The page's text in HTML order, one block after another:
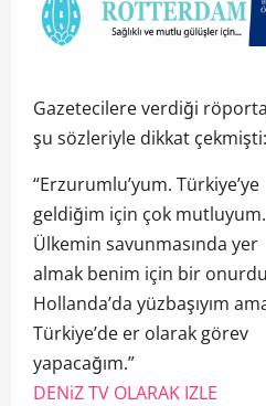
Gazetecilere verdiği
şu sözleriyle dikkat çekmişti:
“Erzurumlu’yum. Türkiye’ye
geldiğim için çok mutluyum.
Ülkemin savunmasında yer
almak benim için bir
Hollanda’da yüzbaşıyım
Türkiye’de er olarak görev
yapacağım.”
DENiZ TV OLARAK IZLE